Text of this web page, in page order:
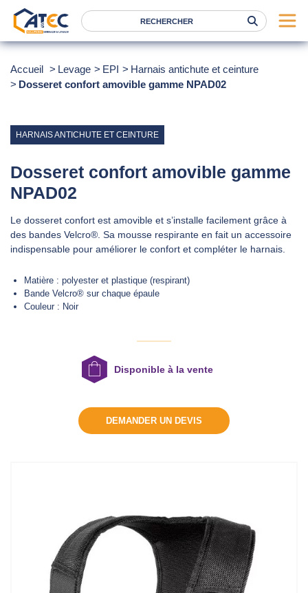
Levage
Marques
Nos agences
Atec
News
RSE
Accueil Levage EPI
Harnais antichute et ceinture
Dosseret confort amovible gamme NPAD02
HARNAIS ANTICHUTE ET CEINTURE
Dosseret confort amovible gamme
NPAD02
Le dosseret confort est amovible et s’installe facilement grâce à
des bandes Velcro®. Sa mousse respirante en fait un accessoire
indispensable pour améliorer le confort et compléter le harnais.
Matière : polyester et plastique (respirant)
Bande Velcro® sur chaque épaule
Couleur : Noir
Disponible à la vente
DEMANDER UN DEVIS